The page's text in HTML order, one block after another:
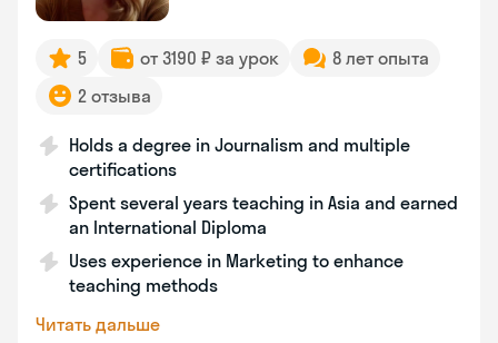
5 от 3190 ₽ за урок
8 лет опыта
2 отзыва
Holds a degree in Journalism and multiple
certifications
Spent several years teaching in Asia and earned
an International Diploma
Uses experience in Marketing to enhance
teaching methods
Читать дальше